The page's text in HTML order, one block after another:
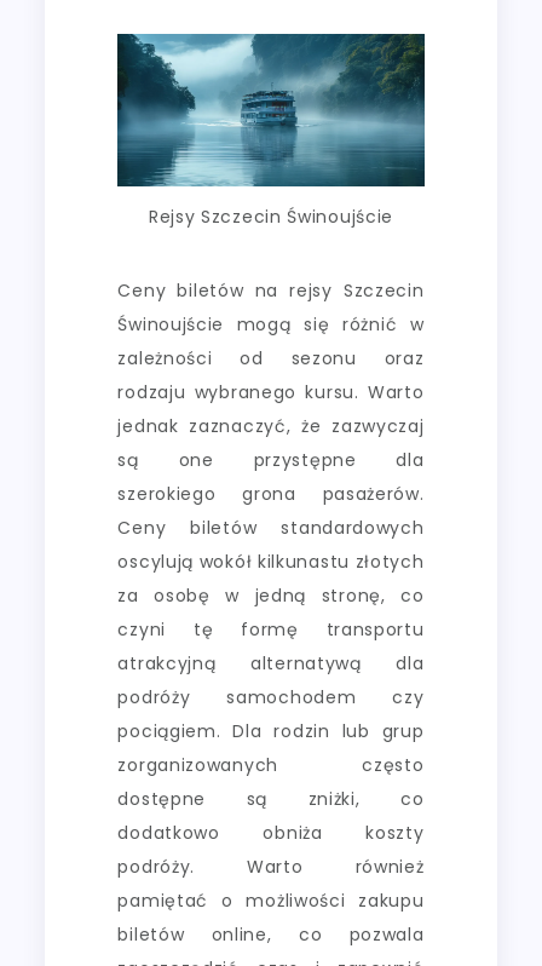
Rejsy Szczecin Świnoujście
Ceny biletów na rejsy Szczecin
Świnoujście mogą się różnić w
zależności od sezonu oraz
rodzaju wybranego kursu. Warto
jednak zaznaczyć, że zazwyczaj
są one przystępne dla
szerokiego grona pasażerów.
Ceny biletów standardowych
oscylują wokół kilkunastu złotych
za osobę w jedną stronę, co
czyni tę formę transportu
atrakcyjną alternatywą dla
podróży samochodem czy
pociągiem. Dla rodzin lub grup
zorganizowanych często
dostępne są zniżki, co
dodatkowo obniża koszty
podróży. Warto również
pamiętać o możliwości zakupu
biletów online, co pozwala